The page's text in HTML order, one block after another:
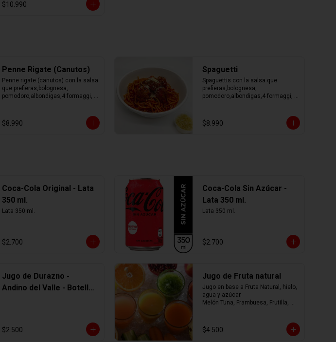
$10.990
Penne Rigate (Canutos)
Penne rigate (canutos) con la salsa
que prefieras,bolognesa,
pomodoro,albondigas,4 formaggi,
$8.990
Spaguetti
Spaguettis con la salsa que
prefieras,bolognesa,
pomodoro,albondigas,4 formaggi,
$8.990
Coca-Cola Original - Lata
350 ml.
Lata 350 ml.
$2.700
Coca-Cola Sin Azúcar -
Lata 350 ml.
Lata 350 ml.
$2.700
Jugo de Durazno -
Andino del Valle - Botella
$2.500
Jugo de Fruta natural
Jugo en base a Fruta Natural, hielo,
agua y azúcar.
Melón Tuna, Frambuesa, Frutilla,
eliges
$4.500